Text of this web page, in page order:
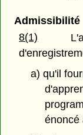
Admissibilité
8(1)
a) qu'il
énoncé